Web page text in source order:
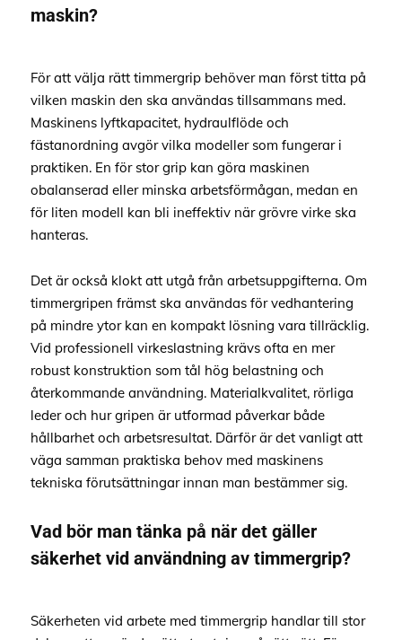
maskin?
För att välja rätt timmergrip behöver man först titta på
vilken maskin den ska användas tillsammans med.
Maskinens lyftkapacitet, hydraulflöde och
fästanordning avgör vilka modeller som fungerar i
praktiken. En för stor grip kan göra maskinen
obalanserad eller minska arbetsförmågan, medan en
för liten modell kan bli ineffektiv när grövre virke ska
hanteras.
Det är också klokt att utgå från arbetsuppgifterna. Om
timmergripen främst ska användas för vedhantering
på mindre ytor kan en kompakt lösning vara tillräcklig.
Vid professionell virkeslastning krävs ofta en mer
robust konstruktion som tål hög belastning och
återkommande användning. Materialkvalitet, rörliga
leder och hur gripen är utformad påverkar både
hållbarhet och arbetsresultat. Därför är det vanligt att
väga samman praktiska behov med maskinens
tekniska förutsättningar innan man bestämmer sig.
Vad bör man tänka på när det gäller
säkerhet vid användning av timmergrip?
Säkerheten vid arbete med timmergrip handlar till stor